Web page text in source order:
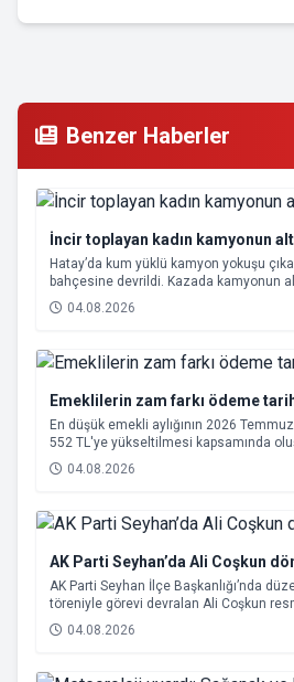
Benzer Haberler
İncir toplayan kadın kamyonun
Hatay’da kum yüklü kamyon yokuşu
bahçesine devrildi. Kazada kamyonun
annesi 65 yaşındaki kadın hayatını
04.08.2026
Emeklilerin zam farkı ödeme
En düşük emekli aylığının 2026
552 TL'ye yükseltilmesi kapsamında
Ağustos 2026 tarihinde hesaplara
04.08.2026
AK Parti Seyhan’da Ali Coşkun
AK Parti Seyhan İlçe Başkanlığı’nda
töreniyle görevi devralan Ali Coşkun
Hizmet vurgusu yapan Coşkun, “AK
metrekaresine sevdalı olmaktır” dedi.
04.08.2026